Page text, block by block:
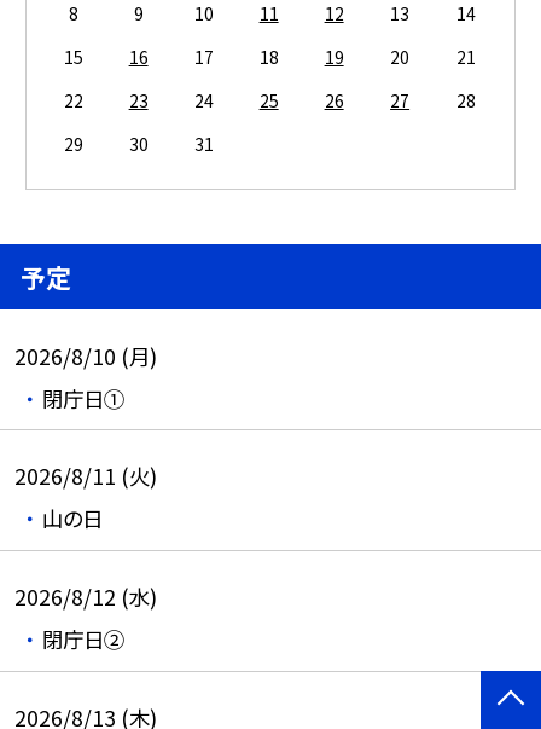
8
9 10 11 12 13
14
15
16 17 18 19 20
21
22
23 24 25 26 27
28
29
30 31
予定
2026/8/10 (月)
閉庁日①
2026/8/11 (火)
山の日
2026/8/12 (水)
閉庁日②
2026/8/13 (木)